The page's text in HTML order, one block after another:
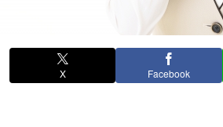
X Facebook